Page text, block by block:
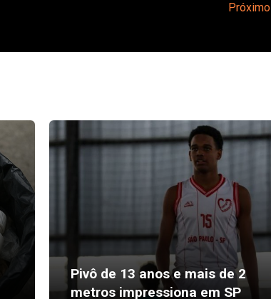
Próximo
Pivô de 13 anos e mais de 2
metros impressiona em SP